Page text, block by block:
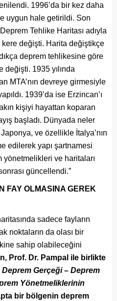
1996’da bir kez daha
uygun hale getirildi. Son
Tehlike Haritası adıyla
kere değişti. Harita değiştikçe
deprem tehlikesine göre
değişti. 1935 yılında
MTA’nın devreye girmesiyle
1939’da ise Erzincan’ı
kişiyi hayattan koparan
başladı. Dünyada neler
ve özellikle İtalya’nın
edilerek yapı şartnamesi
ve haritaları
güncellendi.”
FAY OLMASINA GEREK
sadece fayların
noktaların da olası bir
sahip olabileceğini
Prof. Dr. Pampal ile birlikte
Deprem Gerçeği – Deprem
Yönetmeliklerinin
bir bölgenin deprem